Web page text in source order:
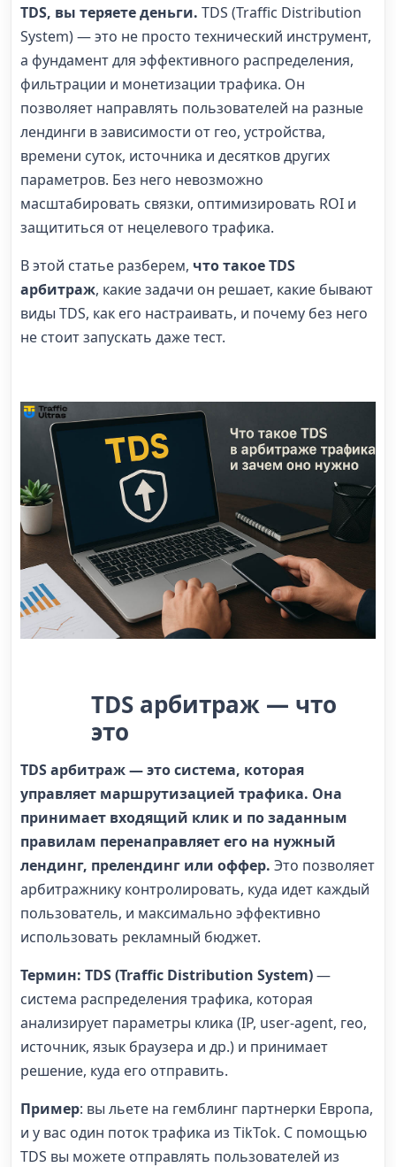
TDS, вы теряете деньги. TDS (Traffic Distribution
System) — это не просто технический инструмент,
а фундамент для эффективного распределения,
фильтрации и монетизации трафика. Он
позволяет направлять пользователей на разные
лендинги в зависимости от гео, устройства,
времени суток, источника и десятков других
параметров. Без него невозможно
масштабировать связки, оптимизировать ROI и
защититься от нецелевого трафика.
В этой статье разберем, что такоеTDS
арбитраж, какие задачи он решает, какие бывают
виды TDS, как его настраивать, и почему без него
не стоит запускать даже тест.
TDS арбитраж — что
это
TDS арбитраж — этосистема, которая
управляет маршрутизацией трафика. Она
принимает входящий клик и по заданным
правилам перенаправляет его на нужный
лендинг, прелендинг или оффер. Это позволяет
арбитражнику контролировать, куда идет каждый
пользователь, и максимально эффективно
использовать рекламный бюджет.
Термин: TDS (Traffic Distribution System)—
система распределения трафика, которая
анализирует параметры клика (IP, user-agent, гео,
источник, язык браузера и др.) и принимает
решение, куда его отправить.
Пример: вы льете на гемблинг партнерки Европа,
и у вас один поток трафика из TikTok. С помощью
TDS вы можете отправлять пользователей из